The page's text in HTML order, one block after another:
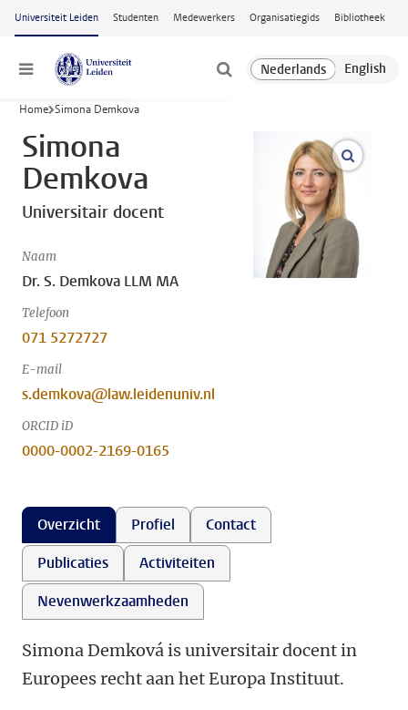
Ga naar hoofdinhoud
Universiteit Leiden Studenten Medewerkers Organisatiegids Bibliotheek
Menu
Home Simona Demkova
Simona
Demkova
Universitair docent
Naam
Dr. S. Demkova LLM MA
Telefoon
071 5272727
E-mail
s.demkova@law.leidenuniv.nl
ORCID iD
0000-0002-2169-0165
open
Overzicht Profiel
Contact
Publicaties
Activiteiten
Nevenwerkzaamheden
Simona Demková is universitair docent in
Europees recht aan het Europa Instituut.